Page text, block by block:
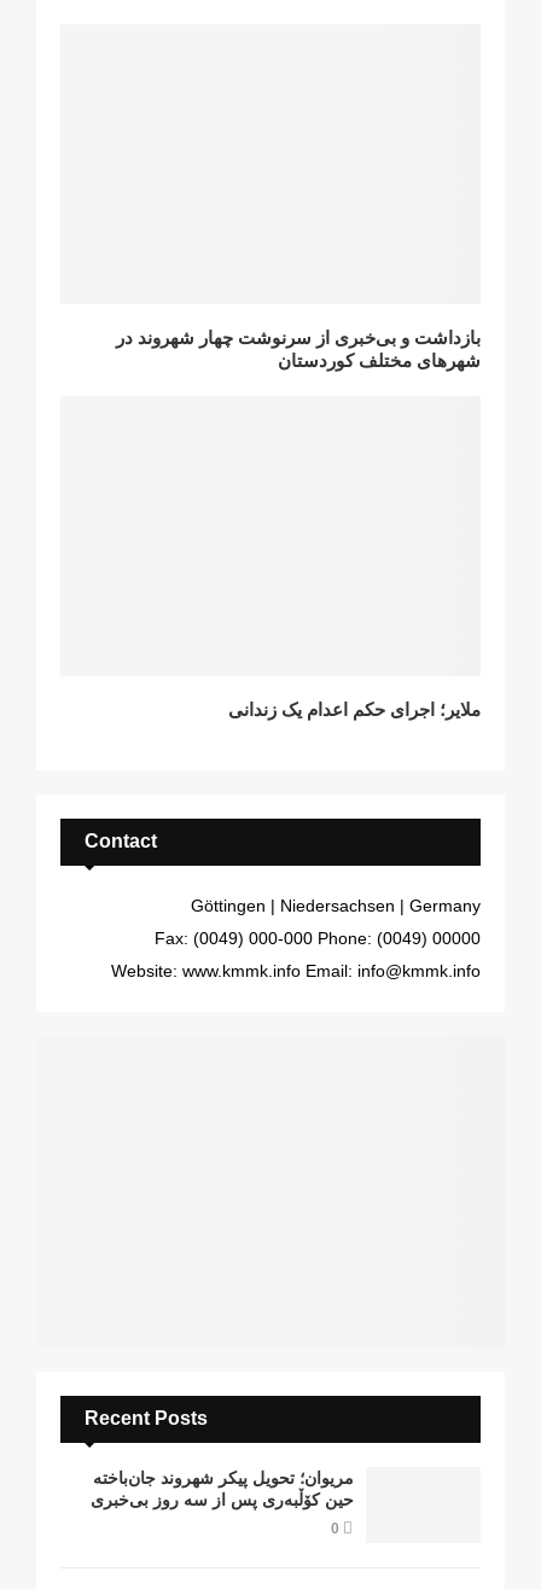
بازداشت و بی‌خبری از سرنوشت چهار شهروند در
شهرهای مختلف کوردستان
ملایر؛ اجرای حکم اعدام یک زندانی
Contact
Göttingen | Niedersachsen | Germany
Phone: (0049) 00000
Fax: (0049) 000-000
Email: info@kmmk.info
Website: www.kmmk.info
Recent Posts
مریوان؛ تحویل پیکر شهروند جان‌باخته
حین کۆڵبەری پس از سە روز بی‌خبری
0